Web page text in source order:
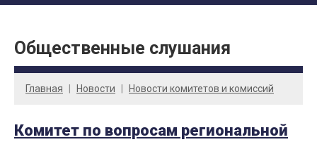
Общественные слушания
Главная Новости Новости комитетов и комиссий
Комитет по вопросам региональной